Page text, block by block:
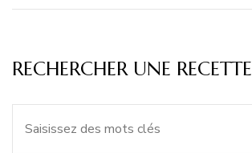
RECHERCHER UNE RECETTE